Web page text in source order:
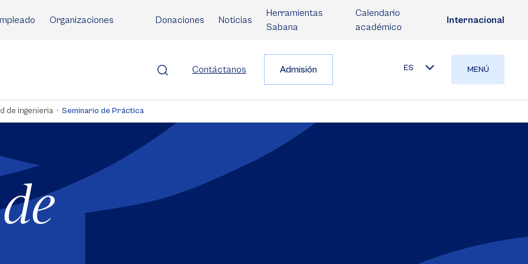
Organizaciones Donaciones Noticias
Herramientas
Sabana
Calendario
académico
Internacional
Contáctanos Admisión ES MENÚ
de ingenieria Seminario de Práctica